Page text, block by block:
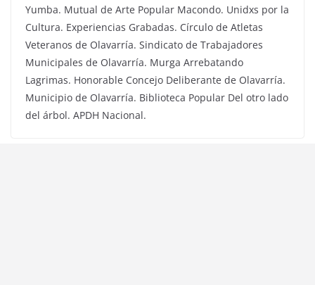
Yumba. Mutual de Arte Popular Macondo. Unidxs por la
Cultura. Experiencias Grabadas. Círculo de Atletas
Veteranos de Olavarría. Sindicato de Trabajadores
Municipales de Olavarría. Murga Arrebatando
Lagrimas. Honorable Concejo Deliberante de Olavarría.
Municipio de Olavarría. Biblioteca Popular Del otro lado
del árbol. APDH Nacional.